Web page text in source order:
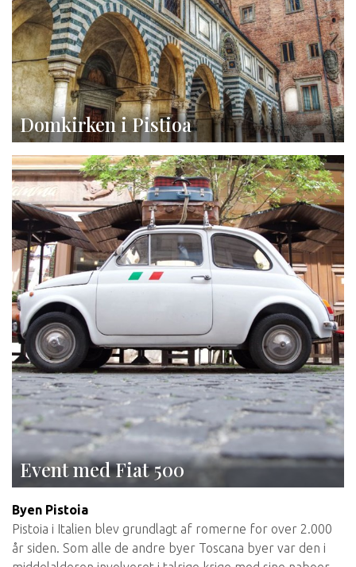
Domkirken i Pistioa
Event med Fiat 500
Byen Pistoia
Pistoia i Italien blev grundlagt af romerne for over 2.000
år siden. Som alle de andre byer Toscana byer var den i